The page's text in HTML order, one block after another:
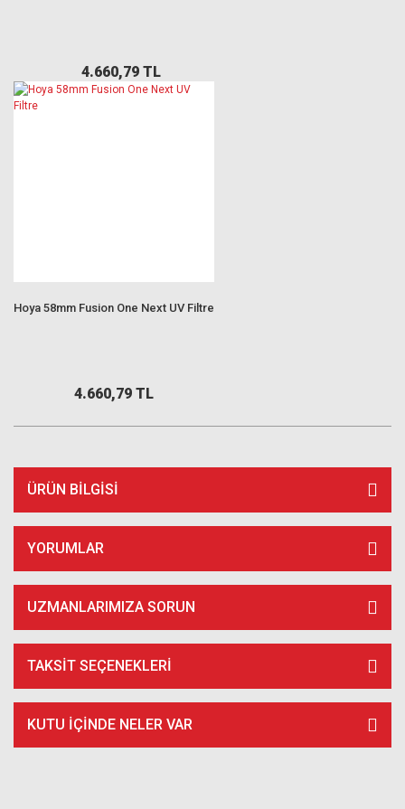
4.660,79 TL
Hoya 58mm Fusion One Next UV Filtre
4.660,79 TL
ÜRÜN BILGISI
YORUMLAR
UZMANLARIMIZA SORUN
TAKSIT SEÇENEKLERI
KUTU İÇİNDE NELER VAR